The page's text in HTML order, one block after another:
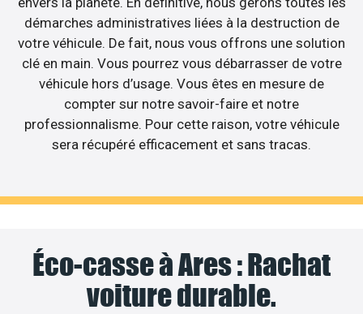
démarches administratives liées à la destruction de
votre véhicule. De fait, nous vous offrons une solution
clé en main. Vous pourrez vous débarrasser de votre
véhicule hors d’usage. Vous êtes en mesure de
compter sur notre savoir-faire et notre
professionnalisme. Pour cette raison, votre véhicule
sera récupéré efficacement et sans tracas.
Éco-casse à Ares : Rachat
voiture durable.